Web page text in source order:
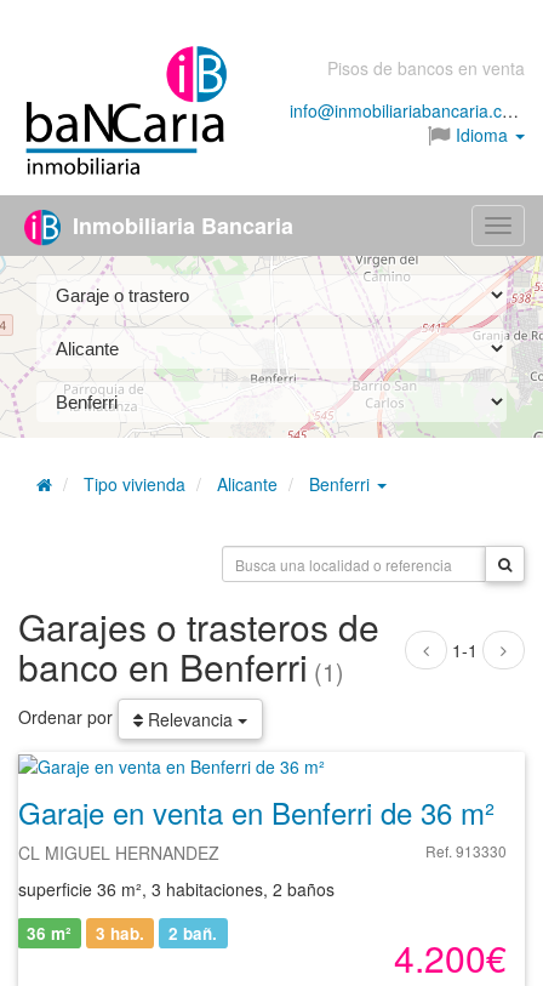
Pisos de bancos en venta
info@inmobiliariabancaria.com
Idioma
Menú
Inmobiliaria Bancaria
Tipo vivienda Alicante Benferri
1-1
Garajes o trasteros de
banco en Benferri (1)
Ordenar por Relevancia
Garaje en venta en Benferri de 36 m²
CL MIGUEL HERNANDEZ Ref. 913330
superficie 36 m², 3 habitaciones, 2 baños
4.200€
36 m² 3 hab. 2 bañ.